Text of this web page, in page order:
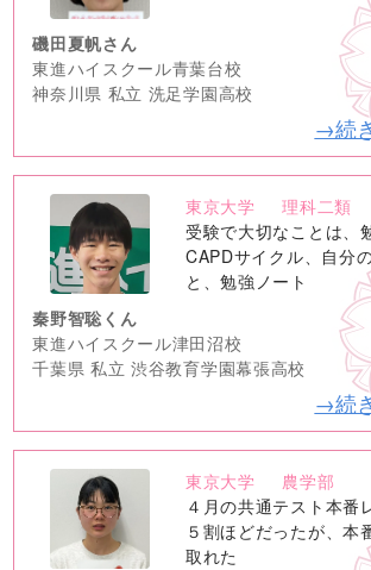
磯田夏帆さん
東進ハイスクール青葉台校
神奈川県 私立 洗足学園高校
→続
no
image
東京大学
理科二類
受験で大切なことは、
CAPDサイクル、自分
と、勉強ノート
秦野智聡くん
東進ハイスクール津田沼校
千葉県 私立 渋谷教育学園幕張高校
→続
no
image
東京大学
農学部
４月の共通テスト本番
５割ほどだったが、本
取れた